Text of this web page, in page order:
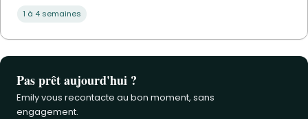
1 à 4 semaines
Pas prêt aujourd'hui ?
Emily vous recontacte au bon moment, sans
engagement.